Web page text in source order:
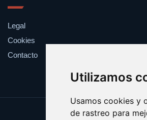
Utilizamos
Usamos cookies y
de rastreo para
Legal
Cookies
Contacto
Update cookies